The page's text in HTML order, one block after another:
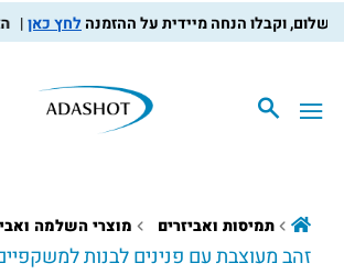
לחץ כאן
תמיסות ואביזרים מוצרי השלמה
זהב מעוצבת עם פנינים לבנות